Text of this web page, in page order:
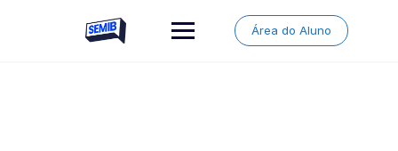
Área do Aluno